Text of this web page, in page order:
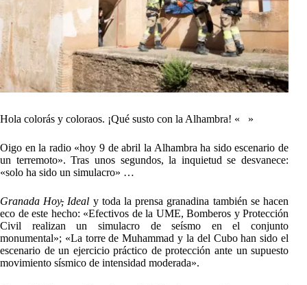
Hola colorás y coloraos. ¡Qué susto con la Alhambra! « »
Oigo en la radio «hoy 9 de abril la Alhambra ha sido escenario de
un terremoto». Tras unos segundos, la inquietud se desvanece:
«solo ha sido un simulacro» …
Granada Hoy,Ideal y toda la prensa granadina también se hacen
eco de este hecho: «Efectivos de la UME, Bomberos y Protección
Civil realizan un simulacro de seísmo en el conjunto
monumental»; «La torre de Muhammad y la del Cubo han sido el
escenario de un ejercicio práctico de protección ante un supuesto
movimiento sísmico de intensidad moderada».